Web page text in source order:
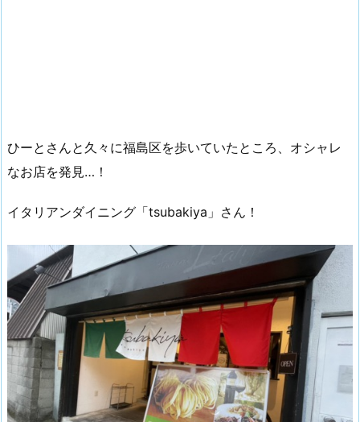
ひーとさんと久々に福島区を歩いていたところ、オシャレ
なお店を発見…！
イタリアンダイニング「tsubakiya」さん！